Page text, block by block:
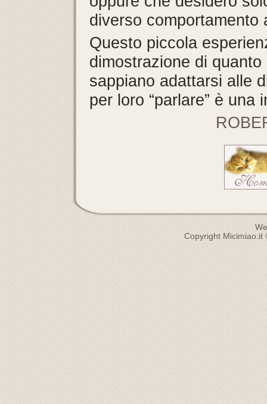
diverso comportamento
Questo piccola
dimostrazione di
sappiano adattarsi alle
per loro “parlare” è una
Copyright Micimiao.it